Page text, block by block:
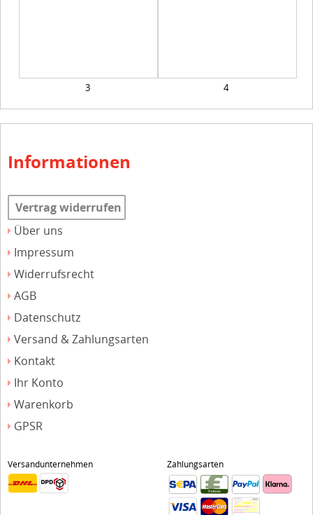
3 4
Informationen
Vertrag widerrufen
Über uns
Impressum
Widerrufsrecht
AGB
Datenschutz
Versand & Zahlungsarten
Kontakt
Ihr Konto
Warenkorb
GPSR
Versandunternehmen Zahlungsarten